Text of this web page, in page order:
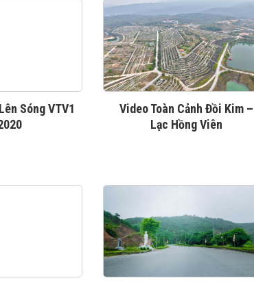
Sóng VTV1
Video Toàn Cảnh Đồi Kim –
Lạc Hồng Viên